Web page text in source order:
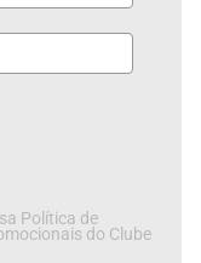
Política de
do Clube